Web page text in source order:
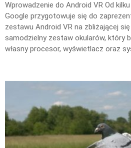
Wprowadzenie do Android VR Od
Google przygotowuje się do
zestawu Android VR na zbliżającej
samodzielny zestaw okularów, który
własny procesor, wyświetlacz oraz